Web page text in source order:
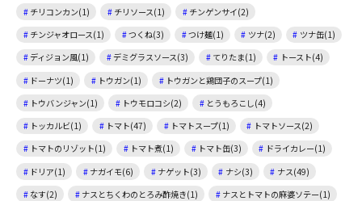
チリコンカン(1) チリソース(1)
チンゲンサイ(2)
チンジャオロース(1)
つくね(3) つけ麺(1) ツナ(2)
ツナ缶(1)
ディジョン風(1)
デミグラスソース(3) てりたま(1)
トースト(4)
ドーナツ(1)
トウガン(1)
トウガンと鶏団子のスープ(1)
トウバンジャン(1)
トウモロコシ(2)
とうもろこし(4)
トッカルビ(1)
トマト(47) トマトスープ(1)
トマトソース(2)
トマトのリゾット(1)
トマト煮(1) トマト缶(3)
ドライカレー(1)
ドリア(1)
ナガイモ(6) ナゲット(3) ナシ(3)
ナス(49)
なす(2)
ナスとちくわのとろみ酢焼き(1)
ナスとトマトの麻婆ソテー(1)